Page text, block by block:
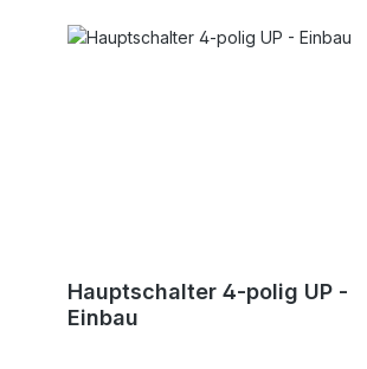
Hauptschalter 4-polig UP -
Einbau